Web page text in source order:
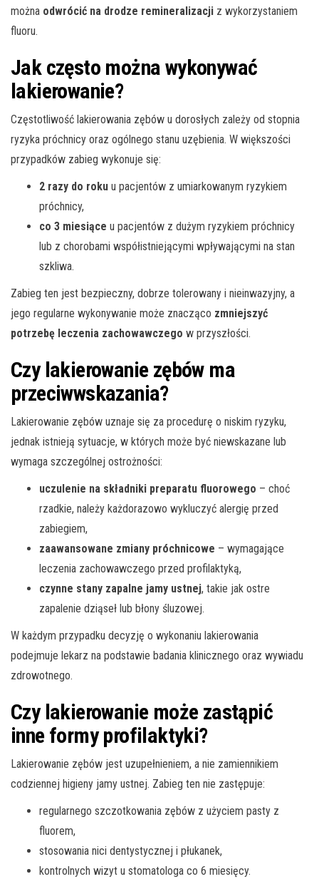
można odwrócić na drodze remineralizacji z wykorzystaniem
fluoru.
Jak często można wykonywać
lakierowanie?
Częstotliwość lakierowania zębów u dorosłych zależy od stopnia
ryzyka próchnicy oraz ogólnego stanu uzębienia. W większości
przypadków zabieg wykonuje się:
2 razy do roku u pacjentów z umiarkowanym ryzykiem
próchnicy,
co 3 miesiące u pacjentów z dużym ryzykiem próchnicy
lub z chorobami współistniejącymi wpływającymi na stan
szkliwa.
Zabieg ten jest bezpieczny, dobrze tolerowany i nieinwazyjny, a
jego regularne wykonywanie może znacząco zmniejszyć
potrzebę leczenia zachowawczego w przyszłości.
Czy lakierowanie zębów ma
przeciwwskazania?
Lakierowanie zębów uznaje się za procedurę o niskim ryzyku,
jednak istnieją sytuacje, w których może być niewskazane lub
wymaga szczególnej ostrożności:
uczulenie na składniki preparatu fluorowego – choć
rzadkie, należy każdorazowo wykluczyć alergię przed
zabiegiem,
zaawansowane zmiany próchnicowe – wymagające
leczenia zachowawczego przed profilaktyką,
czynne stany zapalne jamy ustnej, takie jak ostre
zapalenie dziąseł lub błony śluzowej.
W każdym przypadku decyzję o wykonaniu lakierowania
podejmuje lekarz na podstawie badania klinicznego oraz wywiadu
zdrowotnego.
Czy lakierowanie może zastąpić
inne formy profilaktyki?
Lakierowanie zębów jest uzupełnieniem, a nie zamiennikiem
codziennej higieny jamy ustnej. Zabieg ten nie zastępuje:
regularnego szczotkowania zębów z użyciem pasty z
fluorem,
stosowania nici dentystycznej i płukanek,
kontrolnych wizyt u stomatologa co 6 miesięcy.